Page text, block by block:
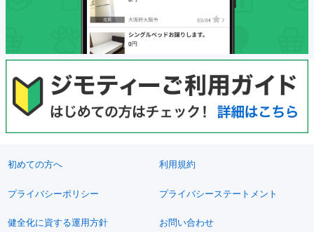
初めての方へ 利用規約
プライバシーポリシー プライバシーステートメント
健全化に資する運用方針 お問い合わせ